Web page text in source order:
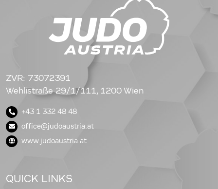
ZVR: 73072391
Wehlistraße 29/1/111, 1200 Wien
+43 1 332 48 48
office@judoaustria.at
www.judoaustria.at
QUICK LINKS